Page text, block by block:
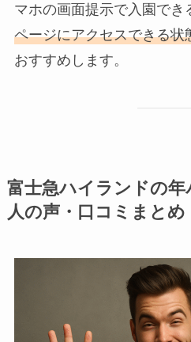
マホの画面提示で入園でき
ページにアクセスできる状
おすすめします。
富士急ハイランドの
人の声・口コミまとめ